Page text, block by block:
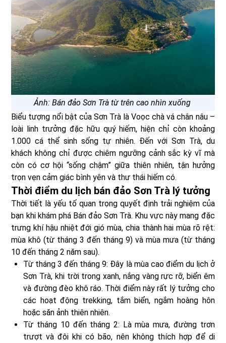
Ảnh: Bán đảo Sơn Trà từ trên cao nhìn xuống
Biểu tượng nổi bật của Sơn Trà là Voọc chà vá chân nâu –
loài linh trưởng đặc hữu quý hiếm, hiện chỉ còn khoảng
1.000 cá thể sinh sống tự nhiên. Đến với Sơn Trà, du
khách không chỉ được chiêm ngưỡng cảnh sắc kỳ vĩ mà
còn có cơ hội “sống chậm” giữa thiên nhiên, tận hưởng
trọn vẹn cảm giác bình yên và thư thái hiếm có.
Thời điểm du lịch bán đảo Sơn Trà lý tưởng
Thời tiết là yếu tố quan trọng quyết định trải nghiệm của
bạn khi khám phá Bán đảo Sơn Trà. Khu vực này mang đặc
trưng khí hậu nhiệt đới gió mùa, chia thành hai mùa rõ rệt:
mùa khô (từ tháng 3 đến tháng 9) và mùa mưa (từ tháng
10 đến tháng 2 năm sau).
Từ tháng 3 đến tháng 9: Đây là mùa cao điểm du lịch ở
Sơn Trà, khi trời trong xanh, nắng vàng rực rỡ, biển êm
và đường đèo khô ráo. Thời điểm này rất lý tưởng cho
các hoạt động trekking, tắm biển, ngắm hoàng hôn
hoặc săn ảnh thiên nhiên.
Từ tháng 10 đến tháng 2: Là mùa mưa, đường trơn
trượt và đôi khi có bão, nên không thích hợp để di